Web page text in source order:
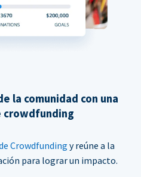
la comunidad con una
crowdfunding
Crowdfunding y reúne a la
para lograr un impacto.